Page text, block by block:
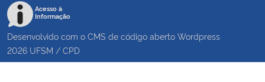
Acesso à
Informação
Desenvolvido com o CMS de código aberto Wordpress
2026 UFSM / CPD